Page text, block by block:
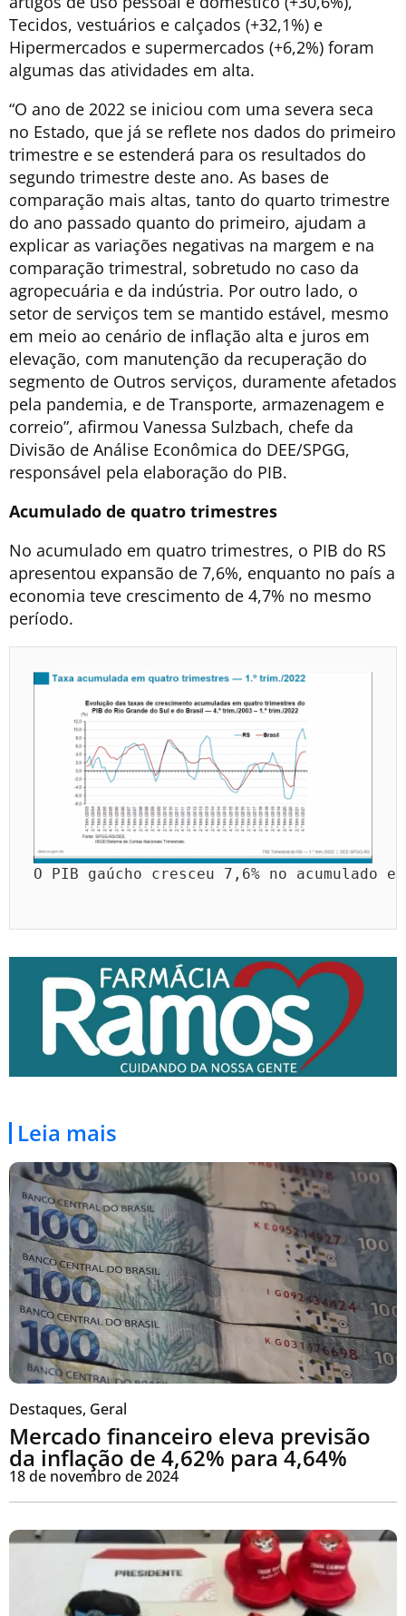
Tecidos, vestuários e calçados (+32,1%) e
Hipermercados e supermercados (+6,2%) foram
algumas das atividades em alta.
“O ano de 2022 se iniciou com uma severa seca
no Estado, que já se reflete nos dados do primeiro
trimestre e se estenderá para os resultados do
segundo trimestre deste ano. As bases de
comparação mais altas, tanto do quarto trimestre
do ano passado quanto do primeiro, ajudam a
explicar as variações negativas na margem e na
comparação trimestral, sobretudo no caso da
agropecuária e da indústria. Por outro lado, o
setor de serviços tem se mantido estável, mesmo
em meio ao cenário de inflação alta e juros em
elevação, com manutenção da recuperação do
segmento de Outros serviços, duramente afetados
pela pandemia, e de Transporte, armazenagem e
correio”, afirmou Vanessa Sulzbach, chefe da
Divisão de Análise Econômica do DEE/SPGG,
responsável pela elaboração do PIB.
Acumulado de quatro trimestres
No acumulado em quatro trimestres, o PIB do RS
apresentou expansão de 7,6%, enquanto no país a
economia teve crescimento de 4,7% no mesmo
período.
O PIB gaúcho cresceu 7,6% no acumulado
Leia mais
Destaques, Geral
Mercado financeiro eleva previsão
da inflação de 4,62% para 4,64%
18 de novembro de 2024